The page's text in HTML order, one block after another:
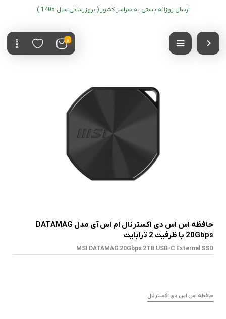
ارسال روزانه پستی به سراسر کشور ( بروزرسانی سال 1405 )
0
حافظه اس اس دی اکسترنال ام اس آی مدل DATAMAG
20Gbps با ظرفیت 2 ترابایت
MSI DATAMAG 20Gbps 2TB USB-C External SSD
حافظه اس اس دی اکسترنال